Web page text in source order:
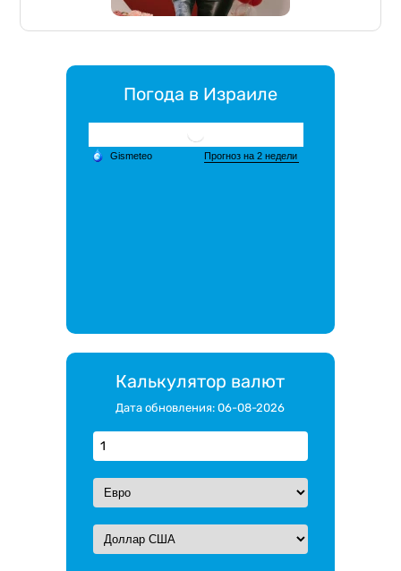
Погода в Израиле
Калькулятор валют
Дата обновления: 06-08-2026